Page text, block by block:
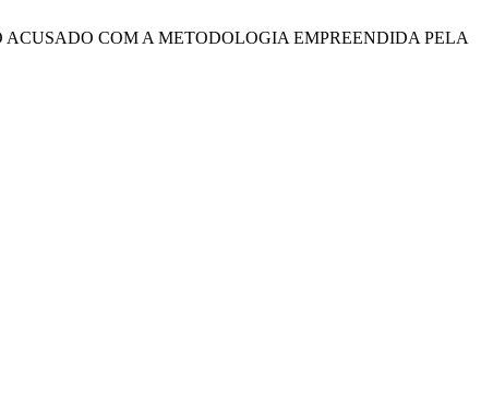
COM A METODOLOGIA EMPREENDIDA PELA